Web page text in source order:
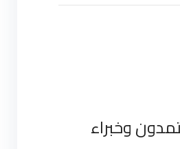
وخبراء